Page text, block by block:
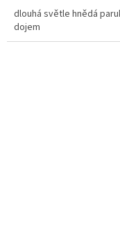
dlouhá světle hnědá
dojem